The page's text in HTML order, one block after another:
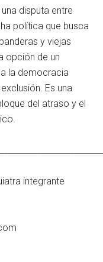
disputa entre
política que busca
y viejas
opción de un
la democracia
Es una
del atraso y el
integrante